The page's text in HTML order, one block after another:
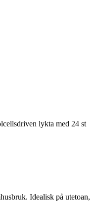
lykta med 24 st
Idealisk på utetoan,